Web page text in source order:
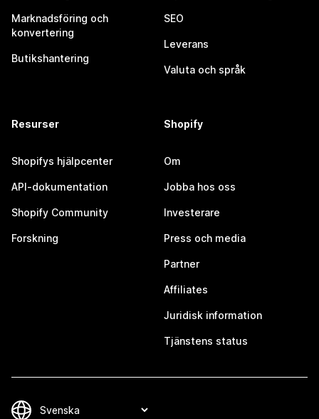
Marknadsföring och
konvertering
Butikshantering
SEO
Leverans
Valuta och språk
Resurser
Shopifys hjälpcenter
API-dokumentation
Shopify Community
Forskning
Shopify
Om
Jobba hos oss
Investerare
Press och media
Partner
Affiliates
Juridisk information
Tjänstens status